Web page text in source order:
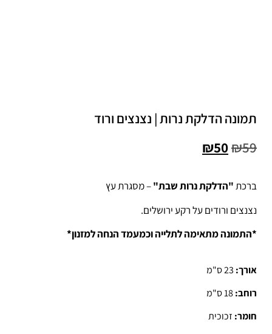
תמונה הדלקת נרות | נצנצים ורוד
₪59
₪50
ברכת"הדלקת נרות שבת"– מסגרת עץ
נצנצים ורודים על רקע ירושלים.
*התמונה מתאימה לתלייה וכמעמד הנחה למזנון*
אורך: 23 ס"מ
רוחב:
חומר: זכוכית